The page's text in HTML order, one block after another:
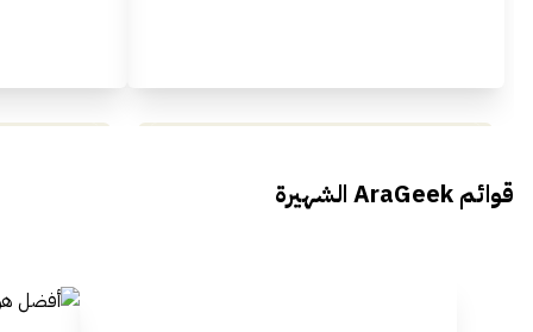
Everything Egypt
قوائم AraGeek الشهيرة